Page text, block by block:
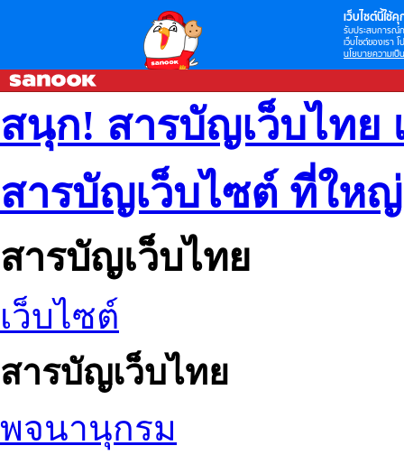
เว็บไซต์นี้ใช้คุ
รับประสบการณ์
เว็บไซต์ของเรา
นโยบายความเป็
สนุก! สารบัญเว็บไทย
สารบัญเว็บไซต์ ที่ให
สารบัญเว็บไทย
เว็บไซต์
สารบัญเว็บไทย
พจนานุกรม